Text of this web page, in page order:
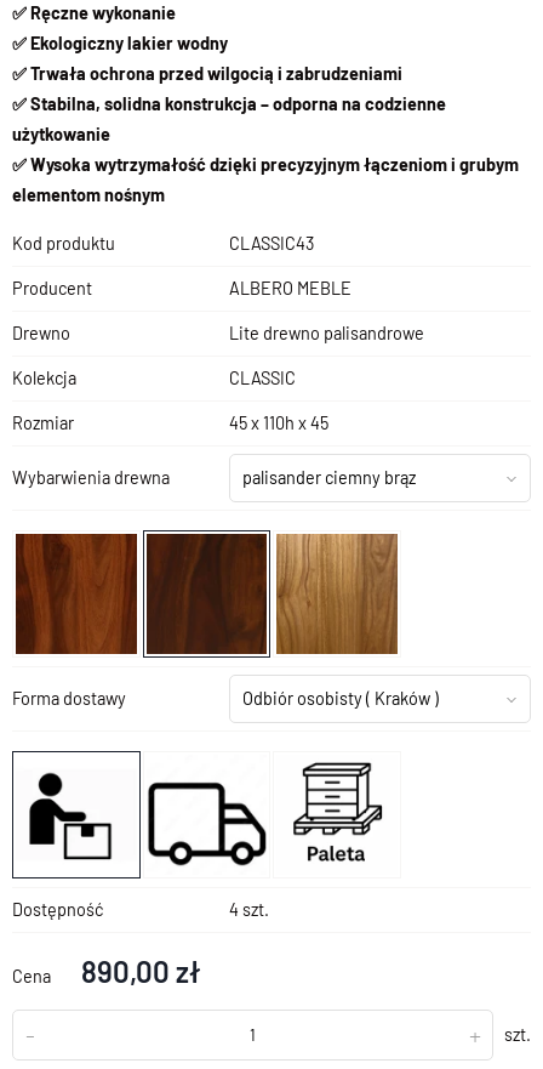
✅ Ręczne wykonanie
✅ Ekologiczny lakier wodny
✅ Trwała ochrona przed wilgocią i zabrudzeniami
✅ Stabilna, solidna konstrukcja – odporna na codzienne
użytkowanie
✅ Wysoka wytrzymałość dzięki precyzyjnym łączeniom i grubym
elementom nośnym
Kod produktu CLASSIC43
Producent ALBERO MEBLE
Drewno Lite drewno palisandrowe
Kolekcja CLASSIC
Rozmiar 45 x 110h x 45
Wybarwienia drewna palisander ciemny brąz
Forma dostawy Odbiór osobisty( Kraków )
Dostępność 4 szt.
Cena 890,00 zł
- + szt.